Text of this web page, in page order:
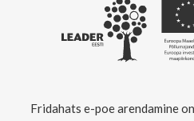
Fridahats e-poe arendamine